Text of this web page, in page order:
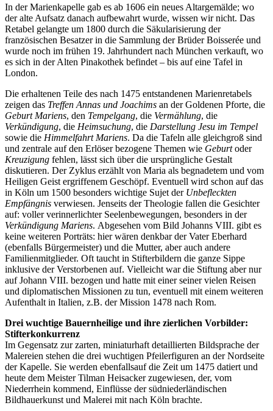
In der Marienkapelle gab es ab 1606 ein neues Altargemälde; wo
der alte Aufsatz danach aufbewahrt wurde, wissen wir nicht. Das
Retabel gelangte um 1800 durch die Säkularisierung der
französischen Besatzer in die Sammlung der Brüder Boisserée und
wurde noch im frühen 19. Jahrhundert nach München verkauft, wo
es sich in der Alten Pinakothek befindet – bis auf eine Tafel in
London.
Die erhaltenen Teile des nach 1475 entstandenen Marienretabels
zeigen das Treffen Annas und Joachims an der Goldenen Pforte, die
Geburt Mariens, den Tempelgang, die Vermählung, die
Verkündigung, die Heimsuchung, die Darstellung Jesu im Tempel
sowie die Himmelfahrt Mariens. Da die Tafeln alle gleichgroß sind
und zentrale auf den Erlöser bezogene Themen wie Geburtoder
Kreuzigung fehlen, lässt sich über die ursprüngliche Gestalt
diskutieren. Der Zyklus erzählt von Maria als begnadetem und vom
Heiligen Geist ergriffenem Geschöpf. Eventuell wird schon auf das
in Köln um 1500 besonders wichtige Sujet der Unbefleckten
Empfängnis verwiesen. Jenseits der Theologie fallen die Gesichter
auf: voller verinnerlichter Seelenbewegungen, besonders in der
Verkündigung Mariens. Abgesehen vom Bild Johanns VIII. gibt es
keine weiteren Porträts: hier wären denkbar der Vater Eberhard
(ebenfalls Bürgermeister) und die Mutter, aber auch andere
Familienmitglieder. Oft taucht in Stifterbildern die ganze Sippe
inklusive der Verstorbenen auf. Vielleicht war die Stiftung aber nur
auf Johann VIII. bezogen und hatte mit einer seiner vielen Reisen
und diplomatischen Missionen zu tun, eventuell mit einem weiteren
Aufenthalt in Italien, z.B. der Mission 1478 nach Rom.
Drei wuchtige Bauernheilige und ihre zierlichen Vorbilder:
Stifterkonkurrenz
Im Gegensatz zur zarten, miniaturhaft detaillierten Bildsprache der
Malereien stehen die drei wuchtigen Pfeilerfiguren an der Nordseite
der Kapelle. Sie werden ebenfallsauf die Zeit um 1475 datiert und
heute dem Meister Tilman Heisacker zugewiesen, der, vom
Niederrhein kommend, Einflüsse der südniederländischen
Bildhauerkunst und Malerei mit nach Köln brachte.